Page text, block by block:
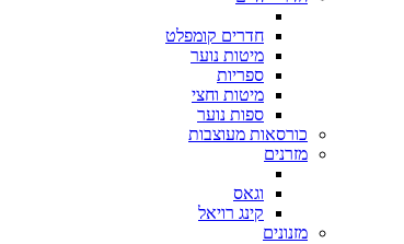
חדרים קומפלט
מיטות נוער
ספריות
מיטות וחצי
ספות נוער
כורסאות מעוצבות
מזרנים
וגאס
קינג רויאל
מזנונים